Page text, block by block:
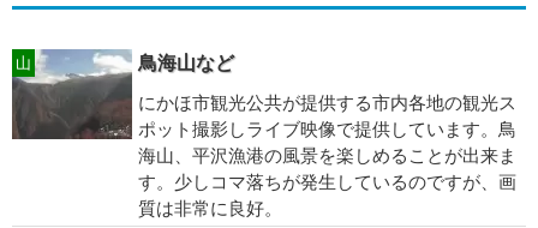
山
鳥海山など
にかほ市観光公共が提供する市内各地の観光ス
ポット撮影しライブ映像で提供しています。鳥
海山、平沢漁港の風景を楽しめることが出来ま
す。少しコマ落ちが発生しているのですが、画
質は非常に良好。